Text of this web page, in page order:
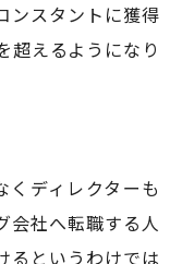
ンスタントに獲得
超えるようになり
ディレクターも
会社へ転職する人
るというわけでは